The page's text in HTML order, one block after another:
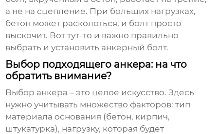
а не на сцепление. При больших нагрузках,
бетон может расколоться, и болт просто
выскочит. Вот тут-то и важно правильно
выбрать и установить анкерный болт.
Выбор подходящего анкера: на что
обратить внимание?
Выбор анкера – это целое искусство. Здесь
нужно учитывать множество факторов: тип
материала основания (бетон, кирпич,
штукатурка), нагрузку, которая будет